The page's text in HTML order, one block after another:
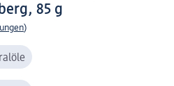
85 g
)